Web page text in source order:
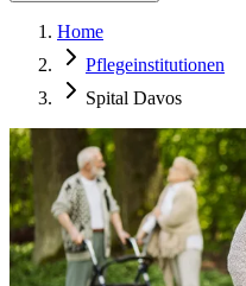
Home
Pflegeinstitutionen
Spital Davos